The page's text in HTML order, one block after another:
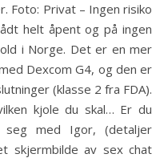
Foto: Privat – Ingen risiko
helt åpent og på ingen
i Norge. Det er en mer
Dexcom G4, og den er
(klasse 2 fra FDA).
kjole du skal… Er du
med Igor, (detaljer
skjermbilde av sex chat